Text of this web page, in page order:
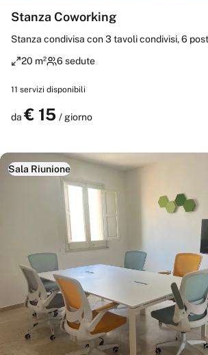
Stanza Coworking
Stanza condivisa con 3 tavoli condivisi, 6
20 m²
6 sedute
11 servizi disponibili
da € 15 / giorno
Sala Riunione